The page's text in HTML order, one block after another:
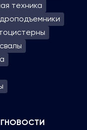
техника
НОВОСТИ